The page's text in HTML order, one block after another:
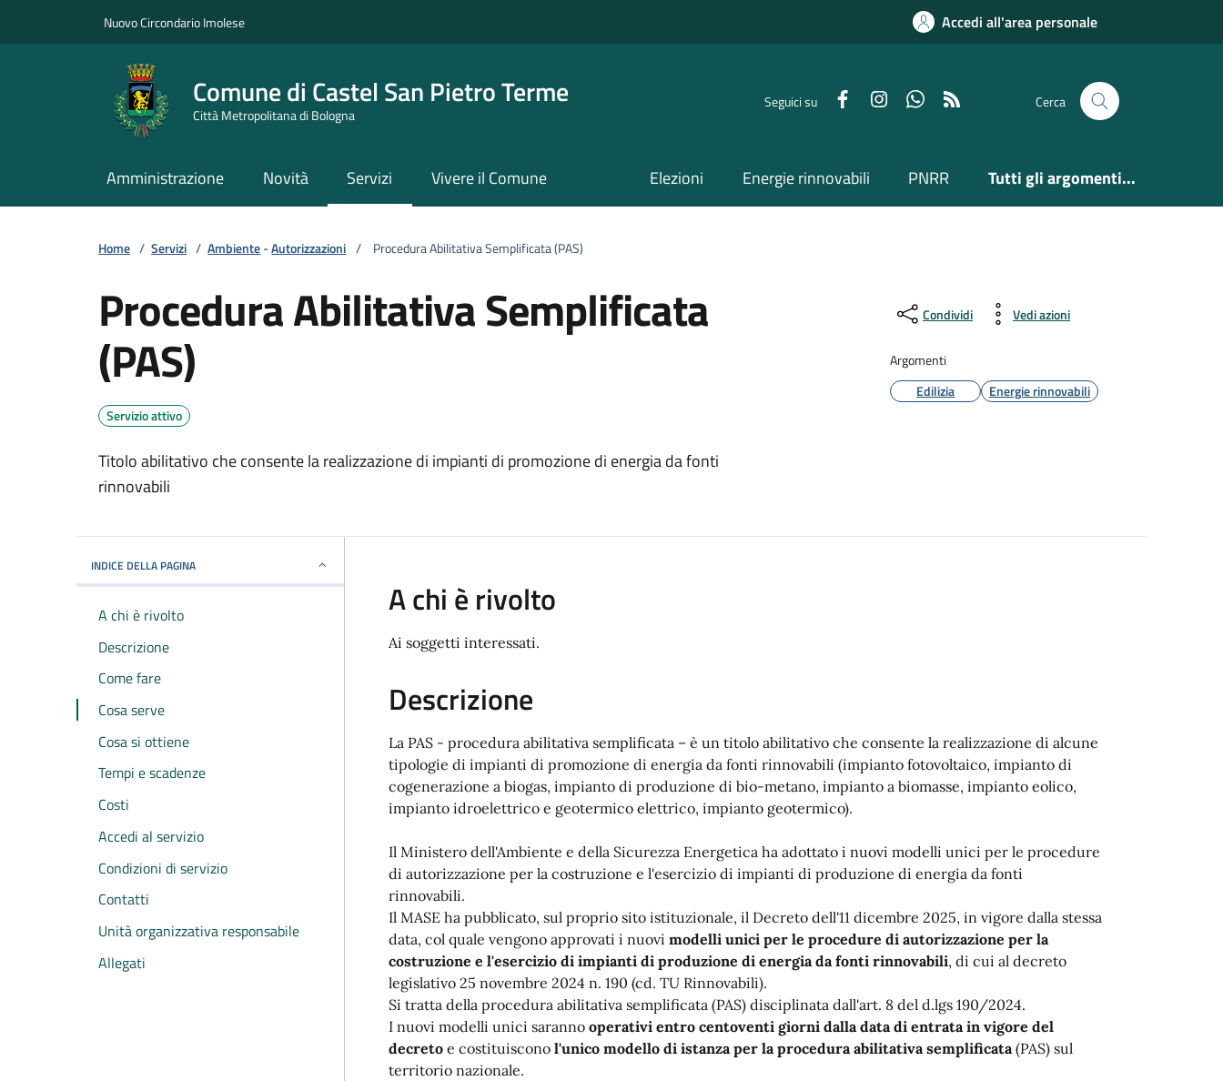
Nuovo Circondario Imolese Accedi all'area personale
Comune di Castel San Pietro Terme
Città Metropolitana di Bologna
Seguici su FacebookInstagramWhatsapp Cerca
Amministrazione Novità Servizi Vivere il Comune Elezioni Energie rinnovabili PNRR Tutti gli argomenti...
Home / Servizi / Ambiente-Autorizzazioni / Procedura Abilitativa Semplificata (PAS)
Procedura Abilitativa Semplificata
(PAS)
Servizio attivo
Titolo abilitativo che consente la realizzazione di impianti di promozione di energia da fonti
rinnovabili
Condividi Vedi azioni
Argomenti
Edilizia
Energie rinnovabili
INDICE DELLA PAGINA
A chi è rivolto
Descrizione
Come fare
Cosa serve
Cosa si ottiene
Tempi e scadenze
Costi
Accedi al servizio
Condizioni di servizio
Contatti
Unità organizzativa responsabile
Allegati
A chi è rivolto
Ai soggetti interessati.
Descrizione
La PAS - procedura abilitativa semplificata – è un titolo abilitativo che consente la realizzazione di alcune
tipologie di impianti di promozione di energia da fonti rinnovabili (impianto fotovoltaico, impianto di
cogenerazione a biogas, impianto di produzione di bio-metano, impianto a biomasse, impianto eolico,
impianto idroelettrico e geotermico elettrico, impianto geotermico).
Il Ministero dell'Ambiente e della Sicurezza Energetica ha adottato i nuovi modelli unici per le procedure
di autorizzazione per la costruzione e l'esercizio di impianti di produzione di energia da fonti
rinnovabili.
Il MASE ha pubblicato, sul proprio sito istituzionale, il Decreto dell'11 dicembre 2025, in vigore dalla stessa
data, col quale vengono approvati i nuovi modelli unici per le procedure di autorizzazione per la
costruzione e l'esercizio di impianti di produzione di energia da fonti rinnovabili, di cui al decreto
legislativo 25 novembre 2024 n. 190 (cd. TU Rinnovabili).
Si tratta della procedura abilitativa semplificata (PAS) disciplinata dall'art. 8 del d.lgs 190/2024.
I nuovi modelli unici saranno operativi entro centoventi giorni dalla data di entrata in vigore del
decreto e costituiscono l'unico modello di istanza per la procedura abilitativa semplificata(PAS) sul
territorio nazionale.